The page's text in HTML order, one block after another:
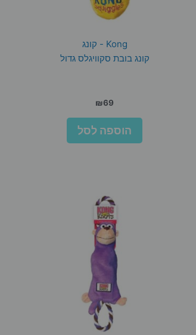
Kong - קונג
קונג בובת סקוויגלס גדול
₪69
הוספה לסל